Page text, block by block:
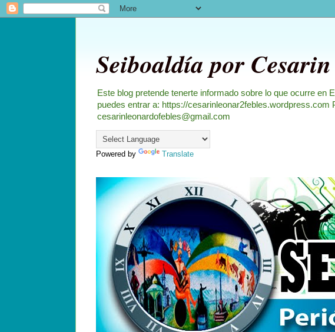
Seiboaldía por
Este blog pretende tenerte informado sobre lo que ocurre en
puedes entrar a: https://
cesarinleonardofebles@gmail.com
Powered by Translate